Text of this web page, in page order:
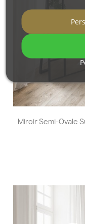
Miroir Semi-Ovale